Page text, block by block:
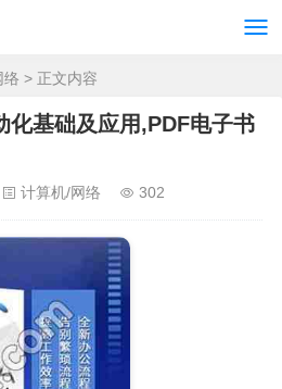
络 > 正文内容
化基础及应用,PDF电子书
计算机/网络 302